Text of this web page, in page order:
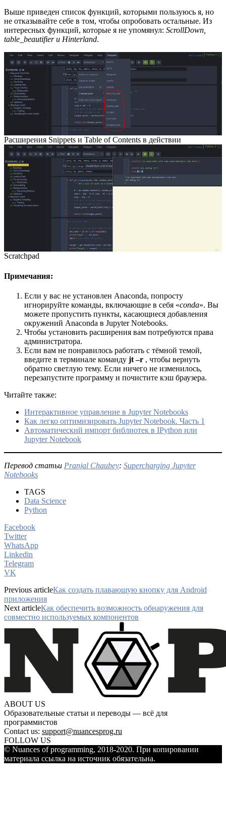
Выше приведен список функций, которыми пользуюсь я, но
не отказывайте себе в том, чтобы опробовать остальные. Из
интересных функций, которые я не упомянул: ScrollDown,
table_beautifier и Hinterland.
Расширения Snippets и Table of Contents в действии
Scratchpad
Примечания:
Если у вас не установлен Anaconda, попросту
игнорируйте команды, включающие в себя «conda». Вы
можете пропустить пункты, касающиеся добавления
окружений Anaconda в Jupyter Notebooks.
Чтобы установить расширения вам потребуются права
администратора.
Если вам не понравилось работать с тёмной темой,
введите в терминале команду jt –r , чтобы вернуть
обратно светлую тему. Если ничего не изменилось,
перезапустите программу и почистите кэш браузера.
Читайте также:
Интерактивное управление в Jupyter Notebooks
Как легко оптимизировать Jupyter Notebook. Часть 1
Автоматический импорт библиотек в IPython или
Jupyter Notebook
Перевод статьи Pranjal Chaubey: Supercharging Jupyter
Notebooks
TAGS
Data Science
Python
Facebook
Twitter
WhatsApp
Linkedin
Telegram
VK
Previous articleКак создать плавающую кнопку для Android
приложения
Next articleКак обеспечить возможность обнаружения для
совместно используемых компонентов
ABOUT US
Образовательные статьи и переводы — всё для
программистов
Contact us: support@nuancesprog.ru
FOLLOW US
© Nuances of programming, 2018-2020. При копировании
материала ссылка на источник обязательна.